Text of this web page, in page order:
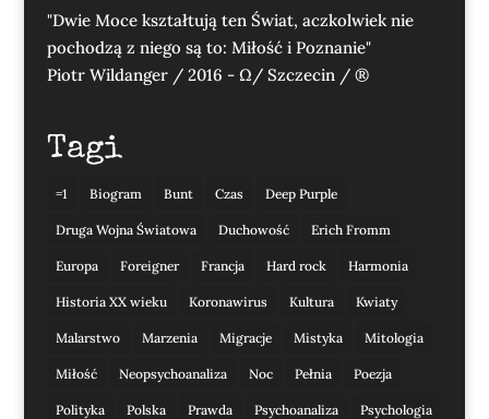
"Dwie Moce kształtują ten Świat, aczkolwiek nie
pochodzą z niego są to: Miłość i Poznanie"
Piotr Wildanger / 2016 - Ω/ Szczecin / ®
Tagi
=1 Biogram Bunt Czas Deep Purple
Druga Wojna Światowa Duchowość Erich Fromm
Europa Foreigner Francja Hard rock Harmonia
Historia XX wieku Koronawirus Kultura Kwiaty
Malarstwo Marzenia Migracje Mistyka Mitologia
Miłość Neopsychoanaliza Noc Pełnia Poezja
Polityka Polska Prawda Psychoanaliza Psychologia